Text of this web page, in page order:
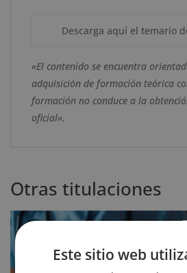
Descarga aquí el temario
«El contenido se encuentra
adquisición de formación teórica
formación no conduce a la
oficial».
Otras titulaciones
Este sitio web